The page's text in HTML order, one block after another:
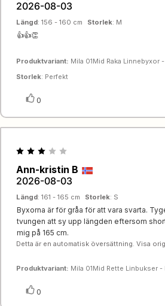
2026-08-03
5
Längd: 156 - 160 cm Storlek: M
Recensionstext:
👍👍👏
Produktvariant: Mila 01Mid Raka Linnebyxor
Storlek: Perfekt
Rösta
0
Recensionsförfattare:
Ann-kristin B
2026-08-03
utav
5
Längd: 161 - 165 cm Storlek: S
Recensionstext:
Byxorna är för gråa för att vara svarta.
tvungen att sy upp längden eftersom
mig på 165 cm.
Detta är en automatisk översättning. Visa
Produktvariant: Mila 01Mid Rette Linbukser -
Rösta
0